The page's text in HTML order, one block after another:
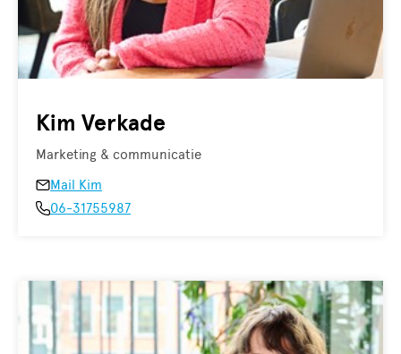
Kim Verkade
Marketing & communicatie
Mail Kim
06-31755987